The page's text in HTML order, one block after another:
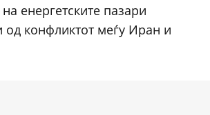
енергетските пазари
од конфликтот меѓу Иран и